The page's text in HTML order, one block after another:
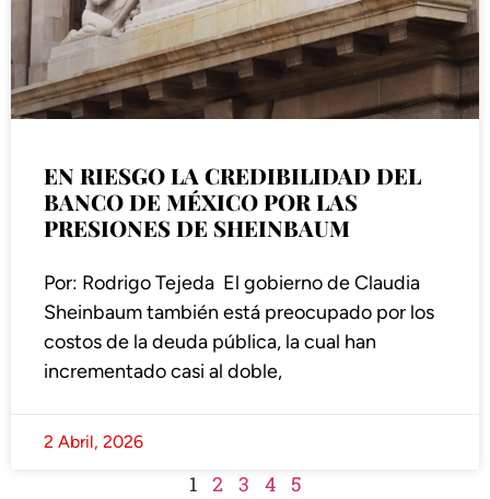
EN RIESGO LA CREDIBILIDAD DEL
BANCO DE MÉXICO POR LAS
PRESIONES DE SHEINBAUM
Por: Rodrigo Tejeda El gobierno de Claudia
Sheinbaum también está preocupado por los
costos de la deuda pública, la cual han
incrementado casi al doble,
2 Abril, 2026
1 2 3 4 5